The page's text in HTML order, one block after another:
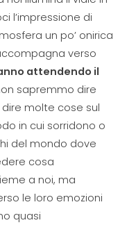
l’impressione di
un po’ onirica
verso
attendendo il
sapremmo dire
molte cose sul
in cui sorridono o
del mondo dove
cosa
a noi, ma
le loro emozioni
quasi